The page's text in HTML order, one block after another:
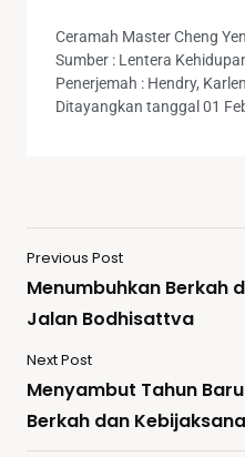
Ceramah Master Cheng
Sumber : Lentera
Penerjemah : Hendry,
Ditayangkan tanggal 01
Previous Post
Menumbuhkan Berkah
Jalan Bodhisattva
Next Post
Menyambut Tahun
Berkah dan